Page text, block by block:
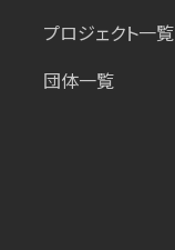
プロジェクト一覧
団体一覧